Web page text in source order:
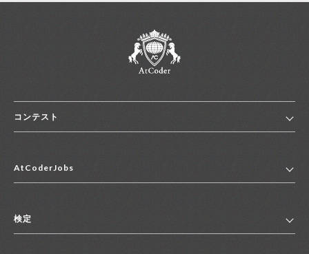
コンテスト
コンテスト一覧
便利リンク集
AtCoderJobs
2027年新卒採用求人一覧
検定